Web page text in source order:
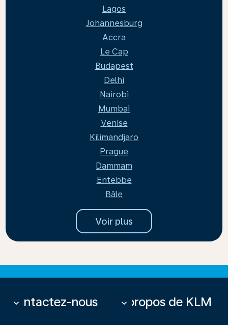
Lagos
Johannesburg
Accra
Le Cap
Budapest
Delhi
Nairobi
Mumbai
Venise
Kilimandjaro
Prague
Dammam
Entebbe
Bâle
Voir plus
Contactez-nous
keyboard_arrow_down À propos de KLM
keyboard_arrow_down